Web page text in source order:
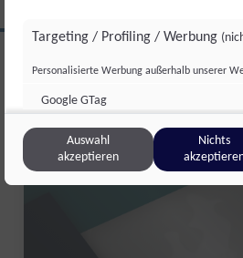
CLIPS AUS DIESER
Salzburg kompakt
Targeting / Profiling / Werbung
Personalisierte Werbung außerhalb unserer
Google GTag
Google Ireland Limited, Irland
Sonstige Inhalte(nicht IAB) (2)
Auswahl
akzeptieren
Nichts